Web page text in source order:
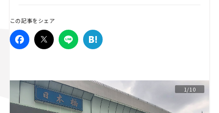
この記事をシェア
1/10
人気のハッシュタグ
スズキ ジムニー｜Suzuki Jimny
マツダ｜Mazda
マツダ ロードスター｜Mazda Roadster